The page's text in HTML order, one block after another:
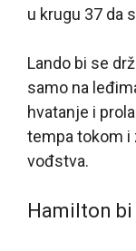
u krugu 37 da
Lando bi se
samo na
hvatanje i
tempa tokom i
vođstva.
Hamilton bi